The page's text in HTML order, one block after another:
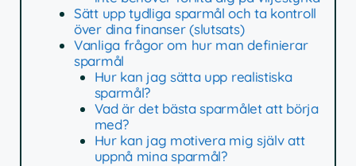
Sätt upp tydliga sparmål och ta kontroll
över dina finanser (slutsats)
Vanliga frågor om hur man definierar
sparmål
Hur kan jag sätta upp realistiska
sparmål?
Vad är det bästa sparmålet att börja
med?
Hur kan jag motivera mig själv att
uppnå mina sparmål?